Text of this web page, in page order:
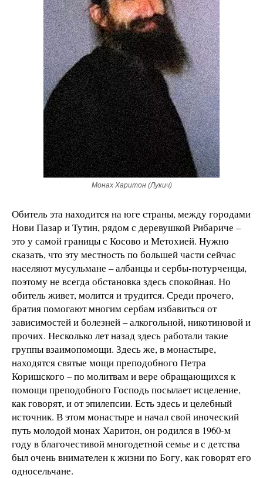
Монах Харитон (Лукич)
Обитель эта находится на юге страны, между городами
Нови Пазар и Тутин, рядом с деревушкой Рибариче –
это у самой границы с Косово и Метохией. Нужно
сказать, что эту местность по большей части сейчас
населяют мусульмане – албанцы и сербы-потурченцы,
поэтому не всегда обстановка здесь спокойная. Но
обитель живет, молится и трудится. Среди прочего,
братия помогают многим сербам избавиться от
зависимостей и болезней – алкогольной, никотиновой и
прочих. Несколько лет назад здесь работали такие
группы взаимопомощи. Здесь же, в монастыре,
находятся святые мощи преподобного Петра
Коришского – по молитвам и вере обращающихся к
помощи преподобного Господь посылает исцеление,
как говорят, и от эпилепсии. Есть здесь и целебный
источник. В этом монастыре и начал свой иноческий
путь молодой монах Харитон, он родился в 1960-м
году в благочестивой многодетной семье и с детства
был очень внимателен к жизни по Богу, как говорят его
односельчане.